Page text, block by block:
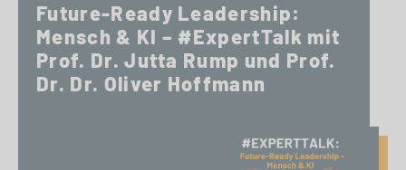
Future-Ready Leadership:
Mensch & KI – #ExpertTalk mit
Prof. Dr. Jutta Rump und Prof.
Dr. Dr. Oliver Hoffmann